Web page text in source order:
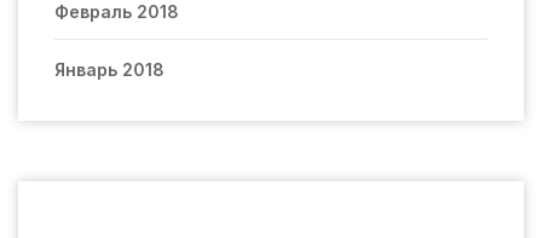
Февраль 2018
Январь 2018